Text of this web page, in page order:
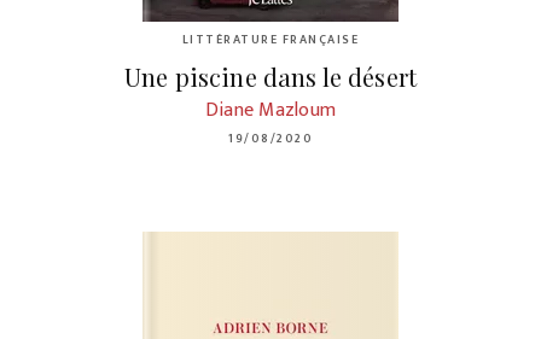
LITTÉRATURE FRANÇAISE
Une piscine dans le désert
Diane Mazloum
19/08/2020